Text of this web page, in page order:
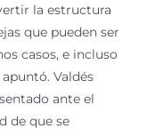
la estructura
que pueden ser
casos, e incluso
Valdés
ante el
de que se